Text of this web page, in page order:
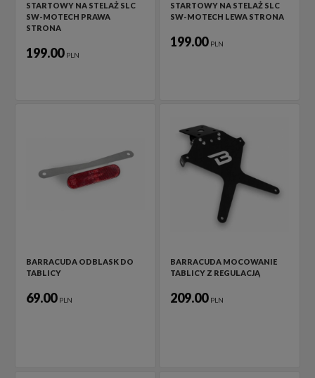
STARTOWY NA STELAŻ SLC
SW-MOTECH PRAWA
STRONA
199.00 PLN
STARTOWY NA STELAŻ SLC
SW-MOTECH LEWA STRONA
199.00 PLN
BARRACUDA ODBLASK DO
TABLICY
69.00 PLN
BARRACUDA MOCOWANIE
TABLICY Z REGULACJĄ
209.00 PLN